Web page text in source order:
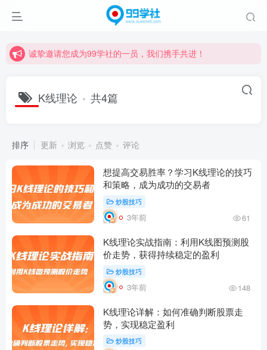
诚挚邀请您成为99学社的一员，我们携手共进！
诚挚邀请您成为99学社的一员，我们携手共进！
K线理论 共4篇
排序 更新 浏览 点赞 评论
想提高交易胜率？学习K线理论的技巧
和策略，成为成功的交易者
炒股技巧
3年前 61
K线理论实战指南：利用K线图预测股
价走势，获得持续稳定的盈利
炒股技巧
3年前 148
K线理论详解：如何准确判断股票走
势，实现稳定盈利
炒股技巧